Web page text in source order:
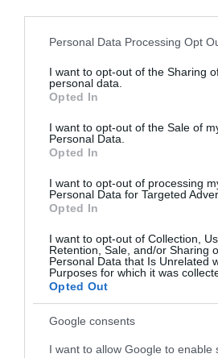
Please note that this website/app
not limited to your visit or usage
grant or deny consent to Google and
use your data for below specified
consent section.
Personal Data Processing Opt
I want to opt-out of the Sharing
personal data.
Opted In
I want to opt-out of the Sale of
Personal Data.
Opted In
I want to opt-out of processing
Personal Data for Targeted
Opted In
I want to opt-out of Collection,
Retention, Sale, and/or Sharing
Personal Data that Is Unrelated
Purposes for which it was
Opted Out
Google consents
I want to allow Google to enable
ΡΟΗ ΕΙΔΗΣΕΩΝ
Το χρηματοδοτούμενο
από την ΕΕ έργο “The
Gaming Police”
ενισχύει την ασφάλεια
των παιδιών στο